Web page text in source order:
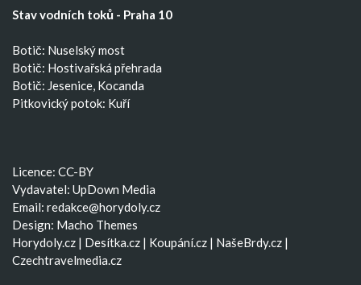
Stav vodních toků - Praha 10
Botič: Nuselský most
Botič: Hostivařská přehrada
Botič: Jesenice, Kocanda
Pitkovický potok: Kuří
Licence: CC-BY
Vydavatel: UpDown Media
Email: redakce@horydoly.cz
Design: Macho Themes
Horydoly.cz | Desítka.cz | Koupání.cz | NašeBrdy.cz |
Czechtravelmedia.cz